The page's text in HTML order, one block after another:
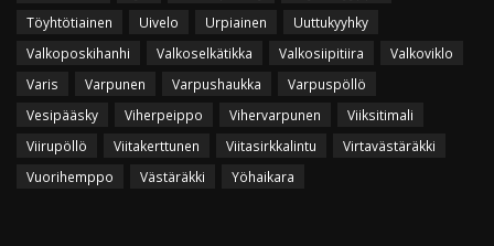
Töyhtötiainen
Uivelo Urpiainen
Uuttukyyhky
Valkoposkihanhi
Valkoselkätikka Valkosiipitiira
Valkoviklo
Varis
Varpunen Varpushaukka
Varpuspöllö
Vesipääsky
Viherpeippo Vihervarpunen
Viiksitimali
Viirupöllö
Viitakerttunen Viitasirkkalintu
Virtavästäräkki
Vuorihemppo
Västäräkki Yöhaikara